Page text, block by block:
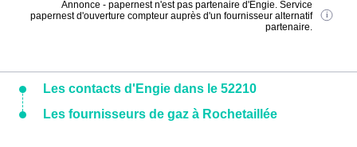
Annonce - papernest n'est pas partenaire d'Engie. Service
papernest d'ouverture compteur auprès d'un fournisseur alternatif
partenaire.
Les contacts d'Engie dans le 52210
Les fournisseurs de gaz à Rochetaillée